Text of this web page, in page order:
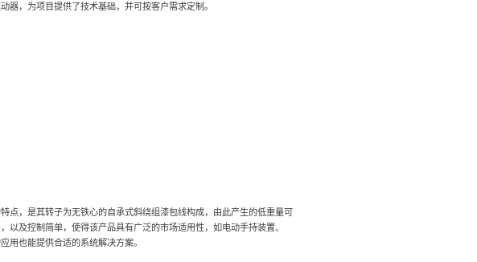
器，为项目提供了技术基础，并可按客户需求定制。
点，是其转子为无铁心的自承式斜绕组漆包线构成，由此产生的低重量可
以及控制简单，使得该产品具有广泛的市场适用性，如电动手持装置、
用也能提供合适的系统解决方案。